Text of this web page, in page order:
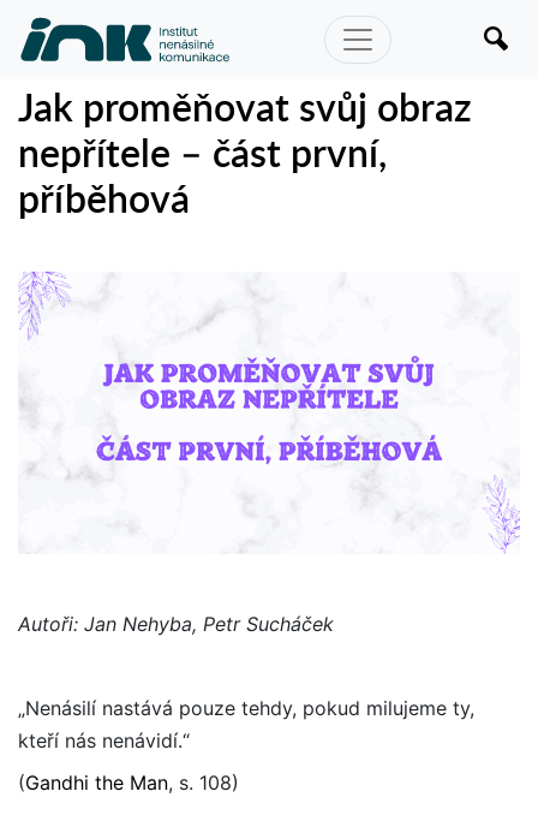
Jak proměňovat svůj obraz
nepřítele – část první,
příběhová
Autoři: Jan Nehyba, Petr Sucháček
„Nenásilí nastává pouze tehdy, pokud milujeme ty,
kteří nás nenávidí.“
(Gandhi the Man, s. 108)